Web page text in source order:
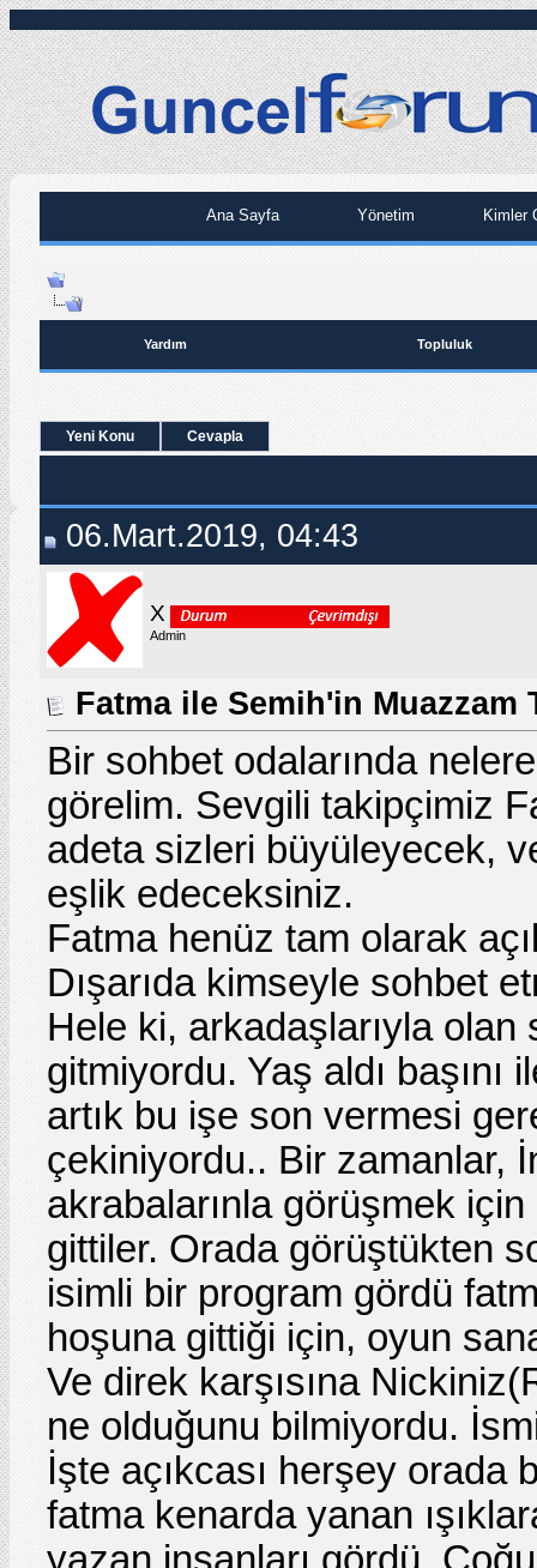
Ana Sayfa Yönetim Kimler
Yardım Topluluk
Yeni Konu Cevapla
06.Mart.2019, 04:43
X
Admin
Fatma ile Semih'in Muazzam
Bir sohbet odalarında
görelim. Sevgili takipçimiz
adeta sizleri büyüleyecek,
eşlik edeceksiniz.
Fatma henüz tam olarak
Dışarıda kimseyle sohbet
Hele ki, arkadaşlarıyla
gitmiyordu. Yaş aldı başını
artık bu işe son vermesi
çekiniyordu.. Bir zamanlar,
akrabalarınla görüşmek
gittiler. Orada görüştükten
isimli bir program gördü
hoşuna gittiği için, oyun
Ve direk karşısına
ne olduğunu bilmiyordu.
İşte açıkcası herşey orada
fatma kenarda yanan